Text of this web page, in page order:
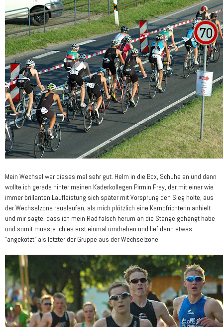
Mein Wechsel war dieses mal sehr gut. Helm in die Box, Schuhe an und dann
wollte ich gerade hinter meinen Kaderkollegen Pirmin Frey, der mit einer wie
immer brillanten Laufleistung sich später mit Vorsprung den Sieg holte, aus
der Wechselzone rauslaufen, als mich plötzlich eine Kampfrichterin anhielt
und mir sagte, dass ich mein Rad falsch herum an die Stange gehängt habe
und somit musste ich es erst einmal umdrehen und lief dann etwas
"angekotzt" als letzter der Gruppe aus der Wechselzone.